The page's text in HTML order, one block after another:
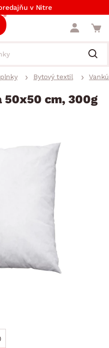
v Nitre
Bytový textil
50x50 cm, 300g